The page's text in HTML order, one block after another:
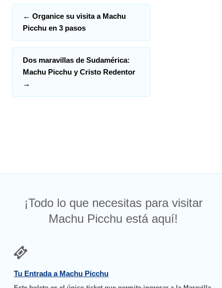
← Organice su visita a Machu
Picchu en 3 pasos
Dos maravillas de Sudamérica:
Machu Picchu y Cristo Redentor
→
¡Todo lo que necesitas para visitar
Machu Picchu está aquí!
Tu Entrada a Machu Picchu